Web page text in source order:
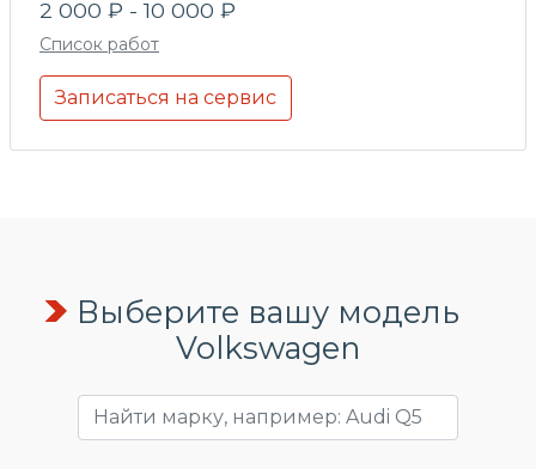
2 000 ₽ - 10 000 ₽
Список работ
Записаться на сервис
Выберите вашу модель
Volkswagen